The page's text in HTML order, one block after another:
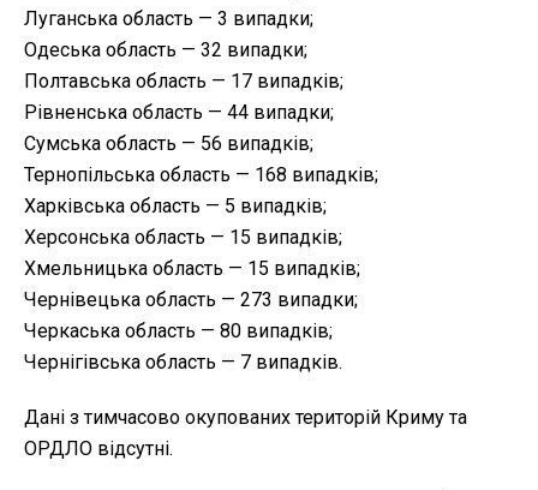
Луганська область — 3 випадки;
Одеська область — 32 випадки;
Полтавська область — 17 випадків;
Рівненська область — 44 випадки;
Сумська область — 56 випадків;
Тернопільська область — 168 випадків;
Харківська область — 5 випадків;
Херсонська область — 15 випадків;
Хмельницька область — 15 випадків;
Чернівецька область — 273 випадки;
Черкаська область — 80 випадків;
Чернігівська область — 7 випадків.
Дані з тимчасово окупованих територій Криму та
ОРДЛО відсутні.